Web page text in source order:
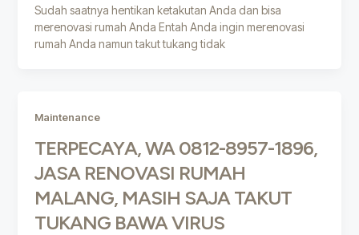
Sudah saatnya hentikan ketakutan Anda dan bisa
merenovasi rumah Anda Entah Anda ingin merenovasi
rumah Anda namun takut tukang tidak
Maintenance
TERPECAYA, WA 0812-8957-1896,
JASA RENOVASI RUMAH
MALANG, MASIH SAJA TAKUT
TUKANG BAWA VIRUS